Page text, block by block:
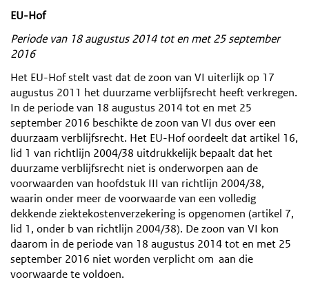
EU-Hof
Periode van 18 augustus 2014 tot en met 25 september
2016
Het EU-Hof stelt vast dat de zoon van VI uiterlijk op 17
augustus 2011 het duurzame verblijfsrecht heeft verkregen.
In de periode van 18 augustus 2014 tot en met 25
september 2016 beschikte de zoon van VI dus over een
duurzaam verblijfsrecht. Het EU-Hof oordeelt dat artikel 16,
lid 1 van richtlijn 2004/38 uitdrukkelijk bepaalt dat het
duurzame verblijfsrecht niet is onderworpen aan de
voorwaarden van hoofdstuk III van richtlijn 2004/38,
waarin onder meer de voorwaarde van een volledig
dekkende ziektekostenverzekering is opgenomen (artikel 7,
lid 1, onder b van richtlijn 2004/38). De zoon van VI kon
daarom in de periode van 18 augustus 2014 tot en met 25
september 2016 niet worden verplicht om aan die
voorwaarde te voldoen.